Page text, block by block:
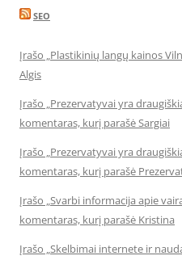
SEO
Įrašo „Plastikinių langų kainos
Algis
Įrašo „Prezervatyvai yra
komentaras, kurį parašė Sargiai
Įrašo „Prezervatyvai yra
komentaras, kurį parašė
Įrašo „Svarbi informacija apie
komentaras, kurį parašė Kristina
Įrašo „Skelbimai internete ir